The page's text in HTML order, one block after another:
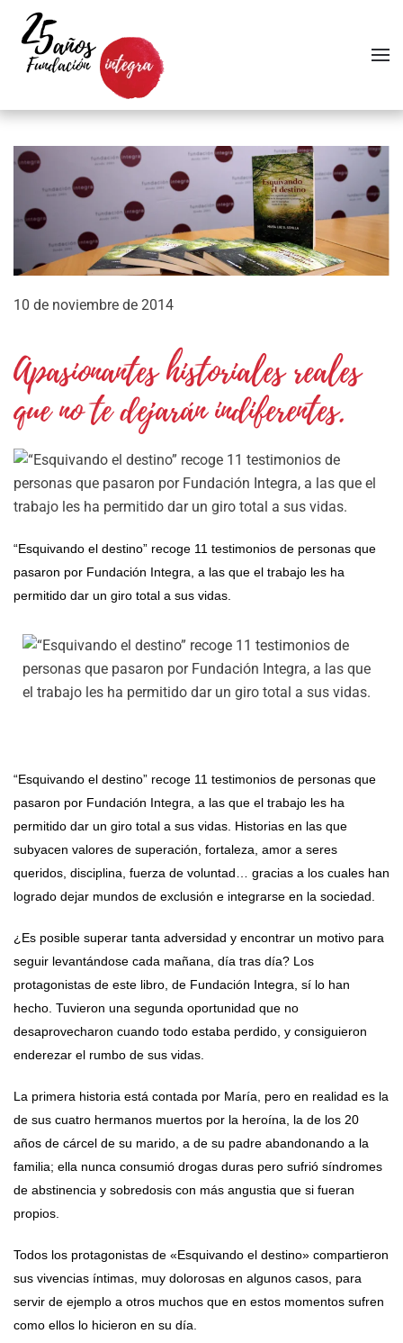
Skip to main content
10 de noviembre de 2014
Apasionantes historiales reales
que no te dejarán indiferentes.
“Esquivando el destino” recoge 11 testimonios de personas que
pasaron por Fundación Integra, a las que el trabajo les ha
permitido dar un giro total a sus vidas.
“Esquivando el destino” recoge 11 testimonios de personas que
pasaron por Fundación Integra, a las que el trabajo les ha
permitido dar un giro total a sus vidas. Historias en las que
subyacen valores de superación, fortaleza, amor a seres
queridos, disciplina, fuerza de voluntad… gracias a los cuales han
logrado dejar mundos de exclusión e integrarse en la sociedad.
¿Es posible superar tanta adversidad y encontrar un motivo para
seguir levantándose cada mañana, día tras día? Los
protagonistas de este libro, de Fundación Integra, sí lo han
hecho. Tuvieron una segunda oportunidad que no
desaprovecharon cuando todo estaba perdido, y consiguieron
enderezar el rumbo de sus vidas.
La primera historia está contada por María, pero en realidad es la
de sus cuatro hermanos muertos por la heroína, la de los 20
años de cárcel de su marido, a de su padre abandonando a la
familia; ella nunca consumió drogas duras pero sufrió síndromes
de abstinencia y sobredosis con más angustia que si fueran
propios.
Todos los protagonistas de «Esquivando el destino» compartieron
sus vivencias íntimas, muy dolorosas en algunos casos, para
servir de ejemplo a otros muchos que en estos momentos sufren
como ellos lo hicieron en su día.